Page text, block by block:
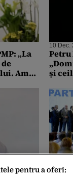
„La
Am
10 Dec.
Petru
și
pentru a oferi: